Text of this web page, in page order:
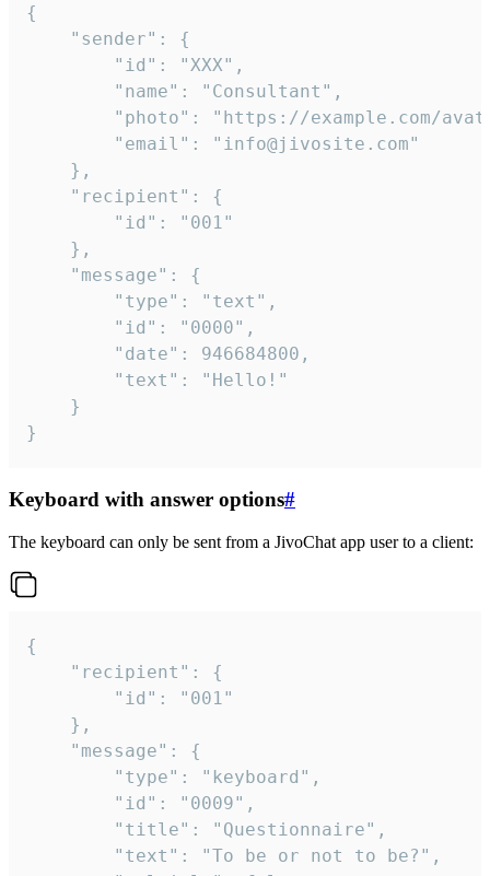
{
}
Keyboard with answer options#
The keyboard can only be sent from a JivoChat app user to a client:
{